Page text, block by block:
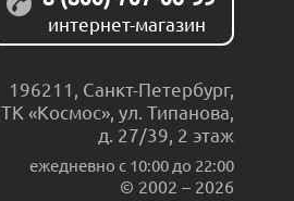
интернет-магазин
196211 Санкт-Петербург,
ТК «Космос», ул. Типанова,
д. 27/39, 2 этаж
ежедневно c 10:00 до 22:00
© 2002 – 2026